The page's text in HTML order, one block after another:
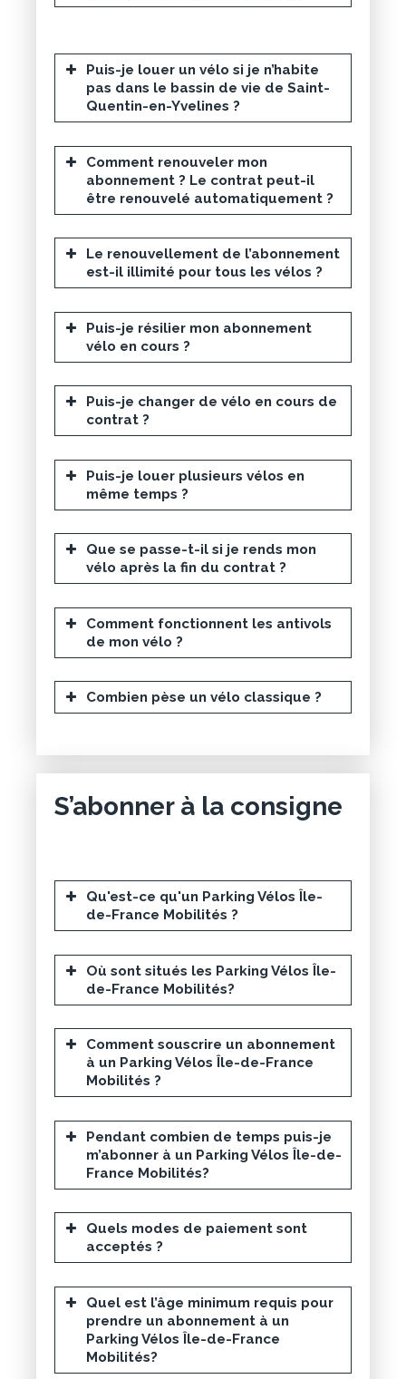
Puis-je louer un vélo si je n’habite
pas dans le bassin de vie de Saint-
Quentin-en-Yvelines ?
Comment renouveler mon
abonnement ? Le contrat peut-il
être renouvelé automatiquement ?
Le renouvellement de l’abonnement
est-il illimité pour tous les vélos ?
Puis-je résilier mon abonnement
vélo en cours ?
Puis-je changer de vélo en cours de
contrat ?
Puis-je louer plusieurs vélos en
même temps ?
Que se passe-t-il si je rends mon
vélo après la fin du contrat ?
Comment fonctionnent les antivols
de mon vélo ?
Combien pèse un vélo classique ?
S’abonner à la consigne
Qu'est-ce qu'un Parking Vélos Île-
de-France Mobilités ?
Où sont situés les Parking Vélos Île-
de-France Mobilités?
Comment souscrire un abonnement
à un Parking Vélos Île-de-France
Mobilités ?
Créez votre compte
Sélectionnez le
parking vélo
souhaité et la
d’abonnementadaptée à votre
usage :
L’accès estgratuitpour les
Pendant combien de temps puis-je
m’abonner à un Parking Vélos Île-de-
France Mobilités?
Quels modes de paiement sont
acceptés ?
Quel est l’âge minimum requis pour
prendre un abonnement à un
Parking Vélos Île-de-France
Mobilités?